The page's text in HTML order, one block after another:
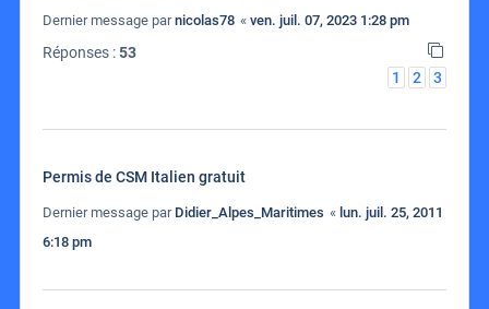
Dernier message parnicolas78 « ven. juil. 07, 2023 1:28 pm
Réponses :53
1
2 3
Permis de CSM Italien gratuit
Dernier message par Didier_Alpes_Maritimes « lun. juil. 25, 2011
6:18 pm